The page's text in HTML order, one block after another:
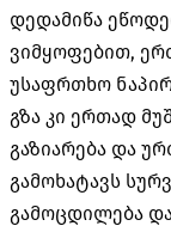
დედამიწა
ვიმყოფებით,
უსაფრთხო
გზა კი ერთად
გაზიარება და
გამოხატავს
გამოცდილება